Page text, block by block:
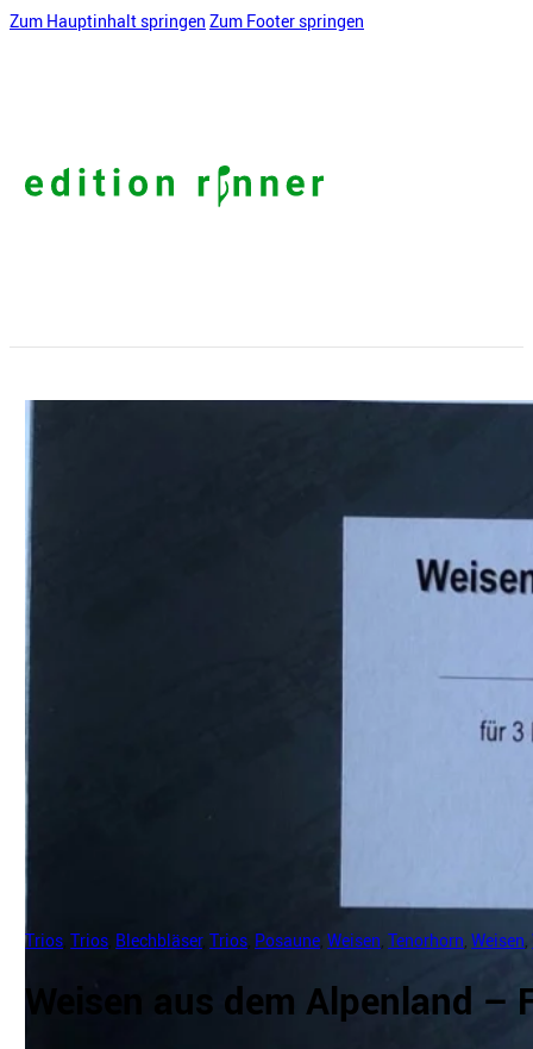
Zum Hauptinhalt springen Zum Footer springen
Trios ,Trios Blechbläser,Trios Posaune ,Weisen ,Tenorhorn ,Weisen ,
Weisen aus dem Alpenland –